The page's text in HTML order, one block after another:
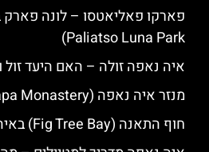
Paliatso Luna Park‬)
איה נאפה זולה – האם היעד זול
מנזר איה נאפה (Ayia Napa Monastery)
חוף התאנה (Fig Tree Bay) באיה נאפה